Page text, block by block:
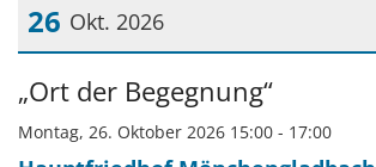
26 Okt. 2026
Datum: 26. Oktober 2026
„Ort der Begegnung“
Montag, 26. Oktober 2026 15:00 - 17:00